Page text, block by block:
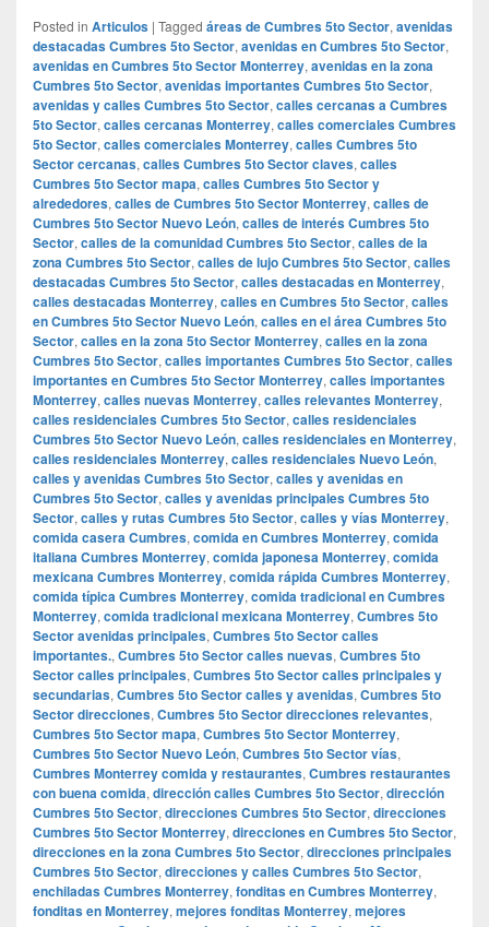
Posted in Articulos | Tagged áreas de Cumbres 5to Sector, avenidas
destacadas Cumbres 5to Sector, avenidas en Cumbres 5to Sector,
avenidas en Cumbres 5to Sector Monterrey, avenidas en la zona
Cumbres 5to Sector, avenidas importantes Cumbres 5to Sector,
avenidas y calles Cumbres 5to Sector, calles cercanas a Cumbres
5to Sector, calles cercanas Monterrey, calles comerciales Cumbres
5to Sector, calles comerciales Monterrey, calles Cumbres 5to
Sector cercanas, calles Cumbres 5to Sector claves, calles
Cumbres 5to Sector mapa, calles Cumbres 5to Sector y
alrededores, calles de Cumbres 5to Sector Monterrey, calles de
Cumbres 5to Sector Nuevo León, calles de interés Cumbres 5to
Sector, calles de la comunidad Cumbres 5to Sector, calles de la
zona Cumbres 5to Sector, calles de lujo Cumbres 5to Sector, calles
destacadas Cumbres 5to Sector, calles destacadas en Monterrey,
calles destacadas Monterrey, calles en Cumbres 5to Sector, calles
en Cumbres 5to Sector Nuevo León, calles en el área Cumbres 5to
Sector, calles en la zona 5to Sector Monterrey, calles en la zona
Cumbres 5to Sector, calles importantes Cumbres 5to Sector, calles
importantes en Cumbres 5to Sector Monterrey, calles importantes
Monterrey, calles nuevas Monterrey, calles relevantes Monterrey,
calles residenciales Cumbres 5to Sector, calles residenciales
Cumbres 5to Sector Nuevo León, calles residenciales en Monterrey,
calles residenciales Monterrey, calles residenciales Nuevo León,
calles y avenidas Cumbres 5to Sector, calles y avenidas en
Cumbres 5to Sector, calles y avenidas principales Cumbres 5to
Sector, calles y rutas Cumbres 5to Sector, calles y vías Monterrey,
comida casera Cumbres, comida en Cumbres Monterrey, comida
italiana Cumbres Monterrey, comida japonesa Monterrey, comida
mexicana Cumbres Monterrey, comida rápida Cumbres Monterrey,
comida típica Cumbres Monterrey, comida tradicional en Cumbres
Monterrey, comida tradicional mexicana Monterrey, Cumbres 5to
Sector avenidas principales, Cumbres 5to Sector calles
importantes., Cumbres 5to Sector calles nuevas, Cumbres 5to
Sector calles principales, Cumbres 5to Sector calles principales y
secundarias, Cumbres 5to Sector calles y avenidas, Cumbres 5to
Sector direcciones, Cumbres 5to Sector direcciones relevantes,
Cumbres 5to Sector mapa, Cumbres 5to Sector Monterrey,
Cumbres 5to Sector Nuevo León, Cumbres 5to Sector vías,
Cumbres Monterrey comida y restaurantes, Cumbres restaurantes
con buena comida, dirección calles Cumbres 5to Sector, dirección
Cumbres 5to Sector, direcciones Cumbres 5to Sector, direcciones
Cumbres 5to Sector Monterrey, direcciones en Cumbres 5to Sector,
direcciones en la zona Cumbres 5to Sector, direcciones principales
Cumbres 5to Sector, direcciones y calles Cumbres 5to Sector,
enchiladas Cumbres Monterrey, fonditas en Cumbres Monterrey,
fonditas en Monterrey, mejores fonditas Monterrey, mejores